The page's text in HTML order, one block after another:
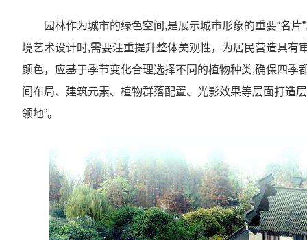
园林作为城市的绿色空间,是展示城市形象的重要“名
境艺术设计时,需要注重提升整体美观性，为居民营造具
颜色，应基于季节变化合理选择不同的植物种类,确保四
间布局、建筑元素、植物群落配置、光影效果等层面打造
领地”。